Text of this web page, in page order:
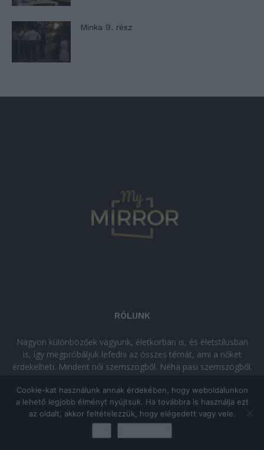
Minka 9. rész
RÓLUNK
Nagyon különbözőek vagyunk, életkorban is, és életstílusban
is, így megpróbáljuk lefedni az összes témát, ami a nőket
érdekelheti. Mindent női szemszögből. Néha pasi szemszögből.
kikapcsolódásra vágysz!
© Copyright 2026 - mymirror.huADATKEZELÉSI TÁJÉKOZTATÓ
Impresszum
Cookie-kat használunk annak érdekében, hogy weboldalunkon
a lehető legjobb élményt nyújtsuk. Ha továbbra is használja ezt
az oldalt, akkor feltételezzük, hogy elégedett vagy vele.